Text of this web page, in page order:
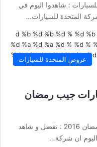
: شاهدوا اليوم في
المتحدة للسيارات…
عروض المتحدة للسيارات
جيب رمضان
عروض الشركة المتحدة للسيارات جيب رمضان 2016 : تفضل و شاهد
ان شركة…